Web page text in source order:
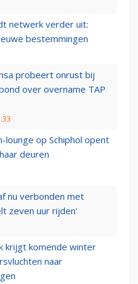
netwerk verder uit:
bestemmingen
probeert onrust bij
over overname TAP
lounge op Schiphol opent
deuren
nu verbonden met
zeven uur rijden'
krijgt komende winter
naar